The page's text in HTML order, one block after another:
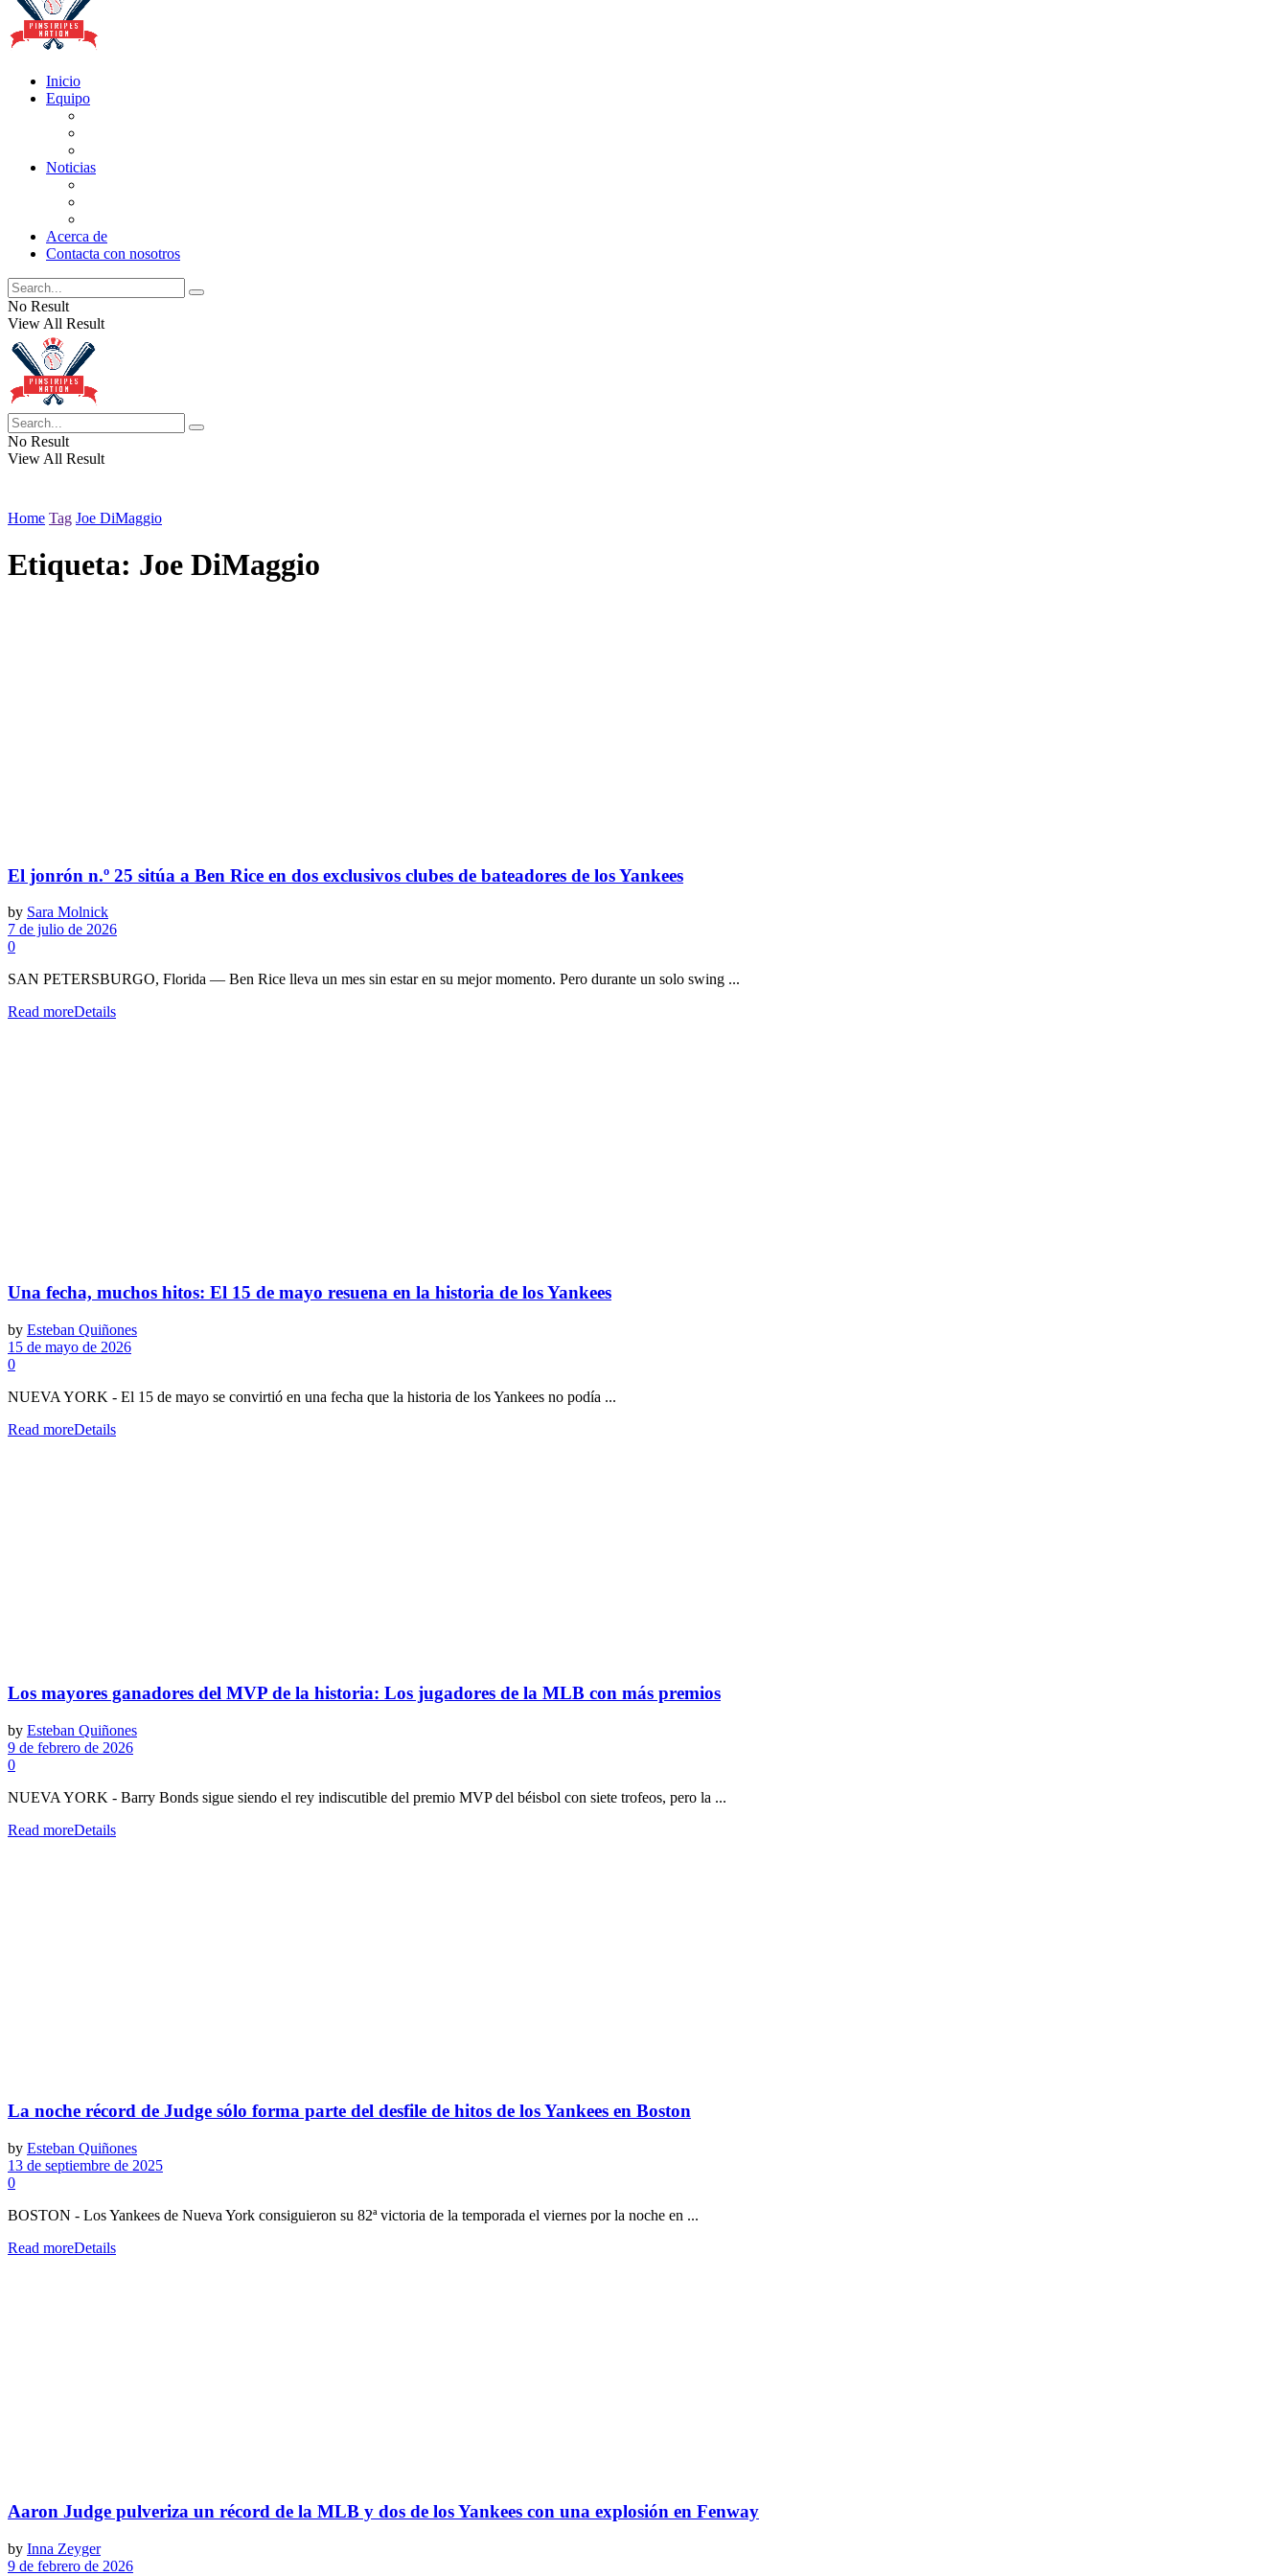
to
Inicio
Equipo
Noticias
Acerca de
Contacta con nosotros
No Result
View All Result
No Result
View All Result
Home Tag Joe DiMaggio
Etiqueta: Joe DiMaggio
El jonrón n.º 25 sitúa a Ben Rice en dos exclusivos clubes de bateadores de los Yankees
by Sara Molnick
7 de julio de 2026
0
SAN PETERSBURGO, Florida — Ben Rice lleva un mes sin estar en su mejor momento. Pero durante un solo swing ...
Read moreDetails
Una fecha, muchos hitos: El 15 de mayo resuena en la historia de los Yankees
by Esteban Quiñones
15 de mayo de 2026
0
NUEVA YORK - El 15 de mayo se convirtió en una fecha que la historia de los Yankees no podía ...
Read moreDetails
Los mayores ganadores del MVP de la historia: Los jugadores de la MLB con más premios
by Esteban Quiñones
9 de febrero de 2026
0
NUEVA YORK - Barry Bonds sigue siendo el rey indiscutible del premio MVP del béisbol con siete trofeos, pero la ...
Read moreDetails
La noche récord de Judge sólo forma parte del desfile de hitos de los Yankees en Boston
by Esteban Quiñones
13 de septiembre de 2025
0
BOSTON - Los Yankees de Nueva York consiguieron su 82ª victoria de la temporada el viernes por la noche en ...
Read moreDetails
Aaron Judge pulveriza un récord de la MLB y dos de los Yankees con una explosión en Fenway
by Inna Zeyger
9 de febrero de 2026